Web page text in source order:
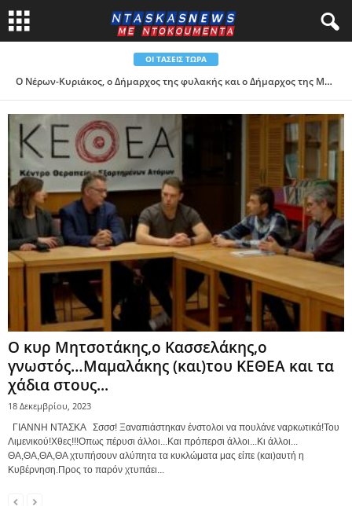
ΟΙ ΤΆΣΕΙΣ ΤΏΡΑ
Ο Νέρων-Κυριάκος, o Δήμαρχος της φυλακής και ο Δήμαρχος της Μυκόνου!..
Ο κυρ Μητσοτάκης,ο Κασσελάκης,ο
γνωστός…Μαμαλάκης (και)του ΚΕΘΕΑ και τα
χάδια στους...
18 Δεκεμβρίου, 2023
ΓΙΑΝΝΗ ΝΤΑΣΚΑ Σσσσ! Ξαναπιάστηκαν ένστολοι να πουλάνε ναρκωτικά!Του
Λιμενικού!Χθες!!!Οπως πέρυσι άλλοι...Και πρόπερσι άλλοι...Κι άλλοι...
ΘΑ,ΘΑ,ΘΑ,ΘΑ χτυπήσουν αλύπητα τα κυκλώματα μας είπε (και)αυτή η
Κυβέρνηση.Προς το παρόν χτυπάει...